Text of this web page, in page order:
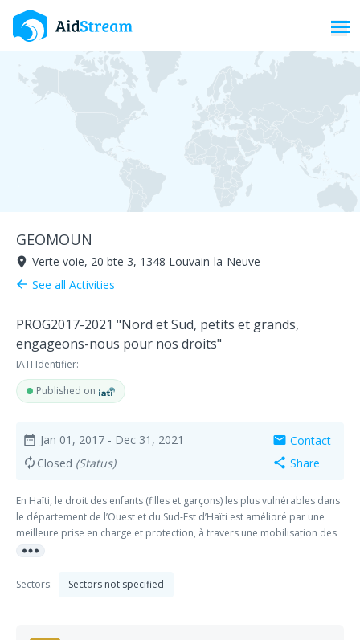
GEOMOUN
room Verte voie, 20 bte 3, 1348 Louvain-la-Neuve
arrow_back See all Activities
PROG2017-2021 "Nord et Sud, petits et grands,
engageons-nous pour nos droits"
IATI Identifier:
Published on
date_range Jan 01, 2017 - Dec 31, 2021
autorenew Closed (Status)
mail Contact
share Share
En Haïti, le droit des enfants (filles et garçons) les plus vulnérables dans
le département de l’Ouest et du Sud-Est d’Haïti est amélioré par une
meilleure prise en charge et protection, à travers une mobilisation des
acteurs clés de leurs communautés Au Pérou, le droit des enfants et
Cajamarca et San Juan (Lima) est amélioré par une meilleure prise en
more_horiz
Sectors: Sectors not specified